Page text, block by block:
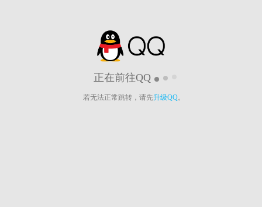
正在前往QQ
若无法正常跳转，请先升级QQ。